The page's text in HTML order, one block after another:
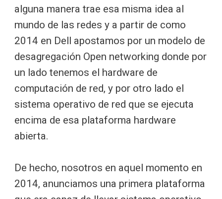
alguna manera trae esa misma idea al
mundo de las redes y a partir de como
2014 en Dell apostamos por un modelo de
desagregación Open networking donde por
un lado tenemos el hardware de
computación de red, y por otro lado el
sistema operativo de red que se ejecuta
encima de esa plataforma hardware
abierta.
De hecho, nosotros en aquel momento en
2014, anunciamos una primera plataforma